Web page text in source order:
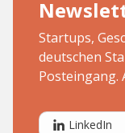
Startups,
deutschen
Posteingang.
LinkedIn